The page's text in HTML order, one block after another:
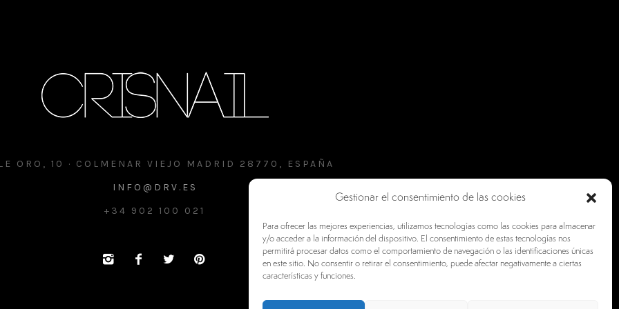
Gestionar el consentimiento de las cookies
Para ofrecer las mejores experiencias, utilizamos tecnologías como las cookies para almacenar
y/o acceder a la información del dispositivo. El consentimiento de estas tecnologías nos
permitirá procesar datos como el comportamiento de navegación o las identificaciones únicas
en este sitio. No consentir o retirar el consentimiento, puede afectar negativamente a ciertas
características y funciones.
ORO, 10 · COLMENAR VIEJO MADRID 28770, ESPAÑA
INFO@DRV.ES
+34 902 100 021